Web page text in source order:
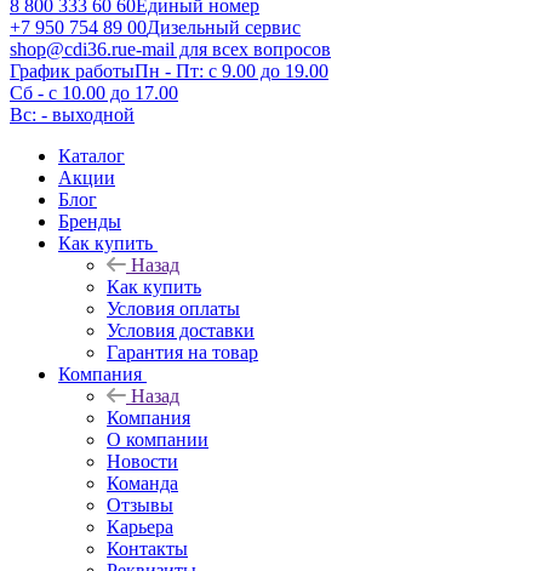
8 800 333 60 60Единый номер
+7 950 754 89 00Дизельный сервис
shop@cdi36.rue-mail для всех вопросов
График работыПн - Пт: с 9.00 до 19.00
Сб - с 10.00 до 17.00
Вс: - выходной
Каталог
Акции
Блог
Бренды
Как купить
Назад
Как купить
Условия оплаты
Условия доставки
Гарантия на товар
Компания
Назад
Компания
О компании
Новости
Команда
Отзывы
Карьера
Контакты